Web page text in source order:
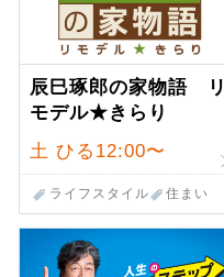
辰巳琢郎の家物語 リ
モデル★きらり
土 ひる12:00〜
ライフスタイル 住まい